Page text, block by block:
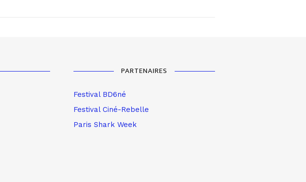
PARTENAIRES
Festival BD6né
Festival Ciné-Rebelle
Paris Shark Week